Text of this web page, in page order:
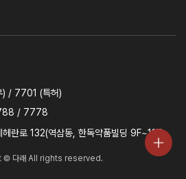
/ 7701 (특허)
/ 7778
란로 132(역삼동, 한독약품빌딩 9F~11F)
© 다래 All rights reserved.